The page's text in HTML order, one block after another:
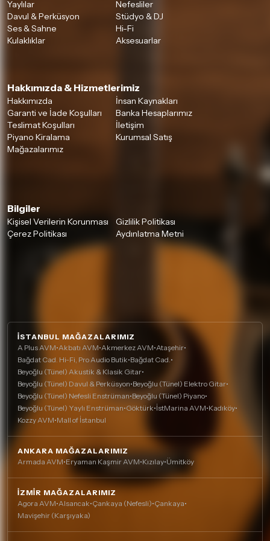
Yaylılar
Nefesliler
Davul & Perküsyon
Stüdyo & DJ
Ses & Sahne
Hi-Fi
Kulaklıklar
Aksesuarlar
Hakkımızda & Hizmetlerimiz
Hakkımızda
İnsan Kaynakları
Garanti ve İade Koşulları
Banka Hesaplarımız
Teslimat Koşulları
İletişim
Piyano Kiralama
Kurumsal Satış
Mağazalarımız
Bilgiler
Kişisel Verilerin Korunması
Gizlilik Politikası
Çerez Politikası
Aydınlatma Metni
İSTANBUL MAĞAZALARIMIZ
A Plus AVM•Akbatı AVM•Akmerkez AVM•Ataşehir•
Bağdat Cad. Hi-Fi, Pro Audio Butik•Bağdat Cad.•
Beyoğlu (Tünel) Akustik & Klasik Gitar•
Beyoğlu (Tünel) Davul & Perküsyon•Beyoğlu (Tünel) Elektro Gitar•
Beyoğlu (Tünel) Nefesli Enstrüman•Beyoğlu (Tünel) Piyano•
Beyoğlu (Tünel) Yaylı Enstrüman•Göktürk•İstMarina AVM•Kadıköy•
Kozzy AVM•Mall of İstanbul
ANKARA MAĞAZALARIMIZ
Armada AVM•Eryaman Kaşmir AVM•Kızılay•Ümitköy
İZMIR MAĞAZALARIMIZ
Agora AVM•Alsancak•Çankaya (Nefesli)•Çankaya•
Mavişehir (Karşıyaka)